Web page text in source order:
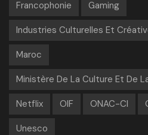
Francophonie Gaming
Industries Culturelles Et
Maroc
Ministère De La Culture Et De
Netflix OIF ONAC-CI
Unesco